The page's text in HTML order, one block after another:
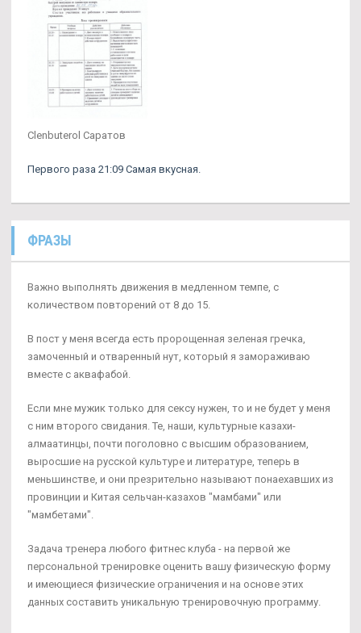
Clenbuterol Саратов
Первого раза 21:09 Самая вкусная.
ФРАЗЫ
Важно выполнять движения в медленном темпе, с
количеством повторений от 8 до 15.
В пост у меня всегда есть пророщенная зеленая гречка,
замоченный и отваренный нут, который я замораживаю
вместе с аквафабой.
Если мне мужик только для сексу нужен, то и не будет у меня
с ним второго свидания. Те, наши, культурные казахи-
алмаатинцы, почти поголовно с высшим образованием,
выросшие на русской культуре и литературе, теперь в
меньшинстве, и они презрительно называют понаехавших из
провинции и Китая сельчан-казахов "мамбами" или
"мамбетами".
Задача тренера любого фитнес клуба - на первой же
персональной тренировке оценить вашу физическую форму
и имеющиеся физические ограничения и на основе этих
данных составить уникальную тренировочную программу.